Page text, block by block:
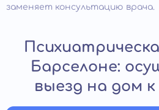
заменяет консультацию врача.
Барселоне:
выезд на дом